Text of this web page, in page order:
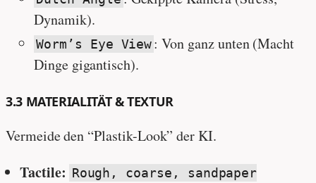
Dynamik).
Worm’s Eye View: Von ganz unten (Macht
Dinge gigantisch).
3.3 MATERIALITÄT & TEXTUR
Vermeide den “Plastik-Look” der KI.
Tactile: Rough, coarse, sandpaper